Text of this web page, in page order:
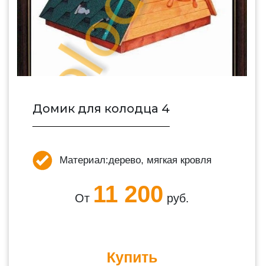
Домик для колодца 4
Материал:дерево, мягкая кровля
От 11 200 руб.
Купить